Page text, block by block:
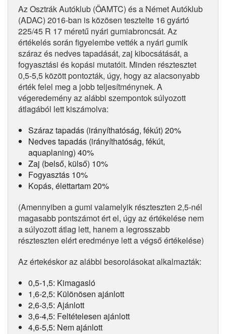
Az Osztrák Autóklub (ÖAMTC) és a Német Autóklub
(ADAC) 2016-ban is közösen tesztelte 16 gyártó
225/45 R 17 méretű nyári gumiabroncsát. Az
értékelés során figyelembe vették a nyári gumik
száraz és nedves tapadását, zaj kibocsátását, a
fogyasztási és kopási mutatóit. Minden résztesztet
0,5-5,5 között pontozták, úgy, hogy az alacsonyabb
érték felel meg a jobb teljesítménynek. A
végeredemény az alábbi szempontok súlyozott
átlagából lett kiszámolva:
Száraz tapadás (irányíthatóság, fékút) 20%
Nedves tapadás (irányíthatóság, fékút,
aquaplaning) 40%
Zaj (belső, külső) 10%
Fogyasztás 10%
Kopás, élettartam 20%
(Amennyiben a gumi valamelyik részteszten 2,5-nél
magasabb pontszámot ért el, úgy az értékelése nem
a súlyozott átlag lett, hanem a legrosszabb
részteszten elért eredménye lett a végső értékelése)
Az értekéskor az alábbi besorolásokat alkalmazták:
0,5-1,5: Kimagasló
1,6-2,5: Különösen ajánlott
2,6-3,5: Ajánlott
3,6-4,5: Feltételesen ajánlott
4,6-5,5: Nem ajánlott